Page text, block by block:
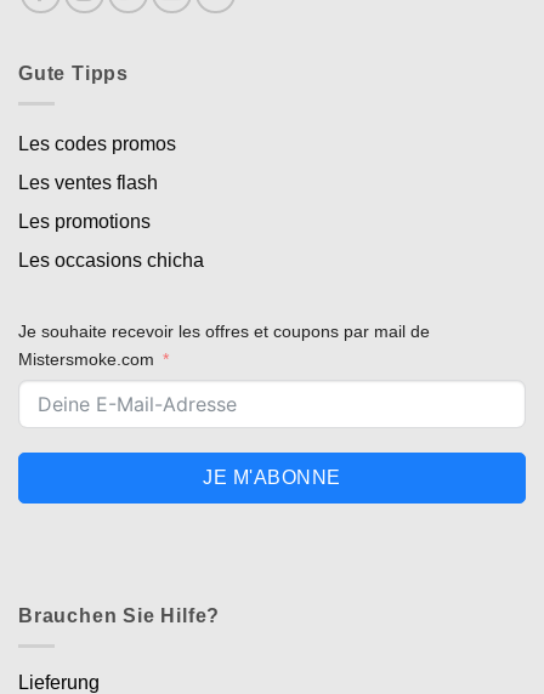
Gute Tipps
Les codes promos
Les ventes flash
Les promotions
Les occasions chicha
Je souhaite recevoir les offres et coupons par mail de
Mistersmoke.com
JE M'ABONNE
Brauchen Sie Hilfe?
Lieferung